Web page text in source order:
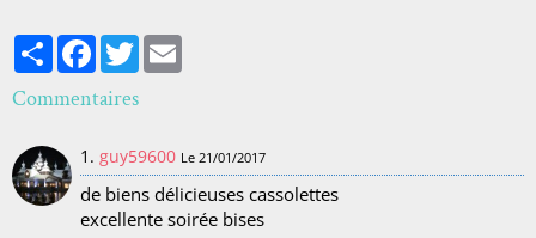
PartagerFacebook
Twitter
Commentaires
1. guy59600 Le 21/01/2017
de biens délicieuses cassolettes
excellente soirée bises